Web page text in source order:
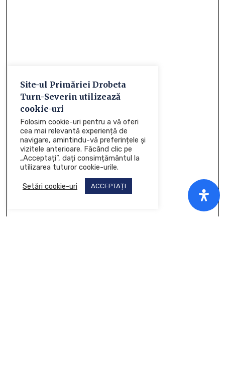
Site-ul Primăriei Drobeta
Turn-Severin utilizează
cookie-uri
Folosim cookie-uri pentru a vă oferi
cea mai relevantă experiență de
navigare, amintindu-vă preferințele și
vizitele anterioare. Făcând clic pe
„Acceptați”, dați consimțământul la
utilizarea tuturor cookie-urile.
Setări cookie-uri ACCEPTAȚI